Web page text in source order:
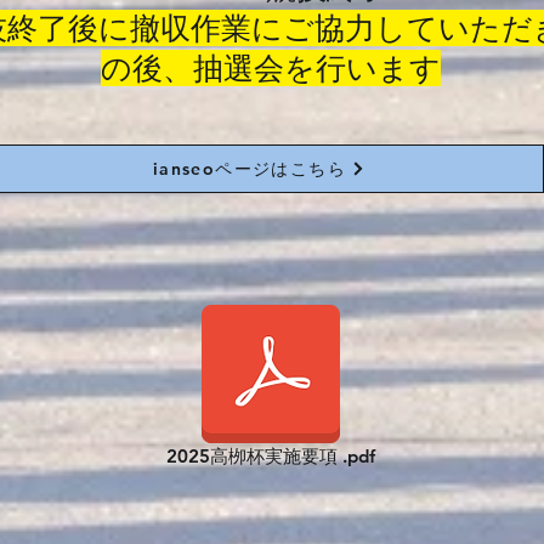
了後に撤収作業にご協力していただ
の後、抽選会を行います
ianseoページはこちら
2025高栁杯実施要項 .pdf